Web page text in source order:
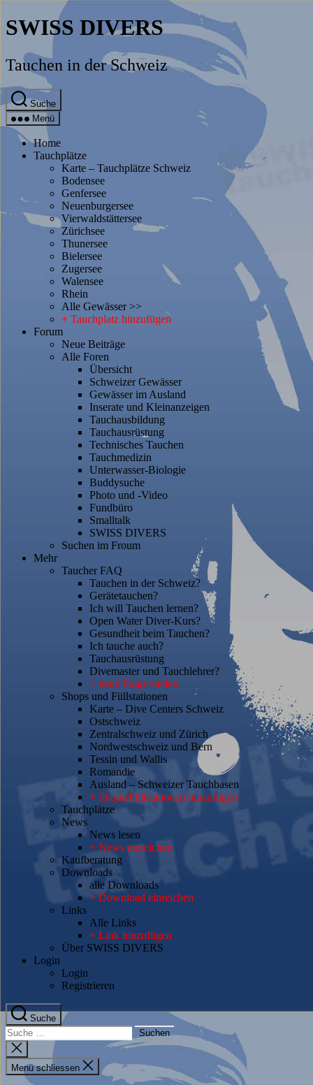
Direkt
zum
wechseln
SWISS DIVERS
Tauchen in der Schweiz
Suche
Menü
Home
Tauchplätze
Karte – Tauchplätze Schweiz
Bodensee
Genfersee
Neuenburgersee
Vierwaldstättersee
Zürichsee
Thunersee
Bielersee
Zugersee
Walensee
Rhein
Alle Gewässer >>
+ Tauchplatz hinzufügen
Forum
Neue Beiträge
Alle Foren
Übersicht
Schweizer Gewässer
Gewässer im Ausland
Inserate und Kleinanzeigen
Tauchausbildung
Tauchausrüstung
Technisches Tauchen
Tauchmedizin
Unterwasser-Biologie
Buddysuche
Photo und -Video
Fundbüro
Smalltalk
SWISS DIVERS
Suchen im Froum
Mehr
Taucher FAQ
Tauchen in der Schweiz?
Gerätetauchen?
Ich will Tauchen lernen?
Open Water Diver-Kurs?
Gesundheit beim Tauchen?
Ich tauche auch?
Tauchausrüstung
Divemaster und Tauchlehrer?
+ neue Frage stellen
Shops und Füllstationen
Karte – Dive Centers Schweiz
Ostschweiz
Zentralschweiz und Zürich
Nordwestschweiz und Bern
Tessin und Wallis
Romandie
Ausland – Schweizer Tauchbasen
+ Shops/Füllstationen hinzufügen
Tauchplätze
News
News lesen
+ News einreichen
Kaufberatung
Downloads
alle Downloads
+ Download einreichen
Links
Alle Links
+ Link hinzufügen
Über SWISS DIVERS
Login
Login
Registrieren
Suche
Suche
nach:
Suche
schliessen
Menü schliessen